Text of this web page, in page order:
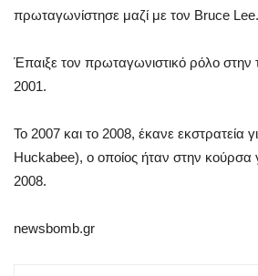
πρωταγωνίστησε μαζί με τον Bruce Lee.
Έπαιξε τον πρωταγωνιστικό ρόλο στην
2001.
Το 2007 και το 2008, έκανε
Huckabee), ο οποίος ήταν στην
2008.
newsbomb.gr